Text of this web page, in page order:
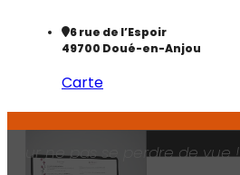
6 rue de l’Espoir
49700 Doué-en-Anjou
Carte
Pour ne pas se perdre de vue !